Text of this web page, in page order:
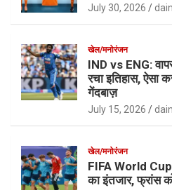
July 30, 2026
खेल/मनोरंजन
IND vs ENG:
रचा इतिहास, ऐसा
गेंदबाज़
July 15, 2026
खेल/मनोरंजन
FIFA World
का इंतजार, फ्रांस